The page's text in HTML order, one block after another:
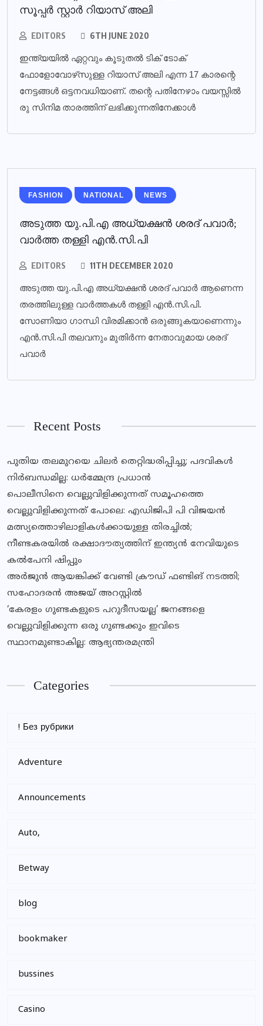
സൂപ്പര്‍ സ്റ്റാര്‍ റിയാസ് അലി
EDITORS 6TH JUNE 2020
ഇന്ത്യയില്‍ ഏറ്റവും കൂടുതല്‍ ടിക് ടോക്
ഫോളോവോഴ്‌സുള്ള റിയാസ് അലി എന്ന 17 കാരന്റെ
നേട്ടങ്ങള്‍ ഒട്ടനവധിയാണ്. തന്റെ പതിനേഴാം വയസ്സില്‍
രു സിനിമ താരത്തിന് ലഭിക്കുന്നതിനേക്കാള്‍
FASHION NATIONAL NEWS
അടുത്ത യു.പി.എ അധ്യക്ഷന്‍ ശരദ് പവാര്‍;
വാര്‍ത്ത തള്ളി എന്‍.സി.പി
EDITORS 11TH DECEMBER 2020
അടുത്ത യു.പി.എ അധ്യക്ഷന്‍ ശരദ് പവാര്‍ ആണെന്ന
തരത്തിലുള്ള വാര്‍ത്തകള്‍ തള്ളി എന്‍.സി.പി.
സോണിയാ ഗാന്ധി വിരമിക്കാന്‍ ഒരുങ്ങുകയാണെന്നും
എന്‍.സി.പി തലവനും മുതിര്‍ന്ന നേതാവുമായ ശരദ്
പവാര്‍
Recent Posts
പുതിയ തലമുറയെ ചിലർ തെറ്റിദ്ധരിപ്പിച്ചു; പദവികൾ
നിർബന്ധമില്ല: ധർമ്മേന്ദ്ര പ്രധാൻ
പൊലീസിനെ വെല്ലുവിളിക്കുന്നത് സമൂഹത്തെ
വെല്ലുവിളിക്കുന്നത് പോലെ: എഡിജിപി പി വിജയൻ
മത്സ്യത്തൊഴിലാളികൾക്കായുള്ള തിരച്ചിൽ;
നീണ്ടകരയിൽ രക്ഷാദൗത്യത്തിന് ഇന്ത്യൻ നേവിയുടെ
കൽപേനി ഷിപ്പും
അർജുൻ ആയങ്കിക്ക് വേണ്ടി ക്രൗഡ് ഫണ്ടിങ് നടത്തി;
സഹോദരൻ അജയ് അറസ്റ്റിൽ
‘കേരളം ഗുണ്ടകളുടെ പറുദീസയല്ല’ ജനങ്ങളെ
വെല്ലുവിളിക്കുന്ന ഒരു ഗുണ്ടക്കും ഇവിടെ
സ്ഥാനമുണ്ടാകില്ല: ആഭ്യന്തരമന്ത്രി
Categories
! Без рубрики
Adventure
Announcements
Auto,
Betway
blog
bookmaker
bussines
Casino